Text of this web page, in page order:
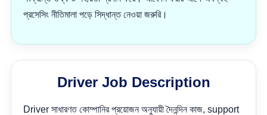
প্রসেসিং নীতিমালা পড়ে সিদ্ধান্ত নেওয়া জরুরি।
Driver Job Description
Driver সাধারণত কোম্পানির প্রয়োজন অনুযায়ী দৈনন্দিন কাজ, support